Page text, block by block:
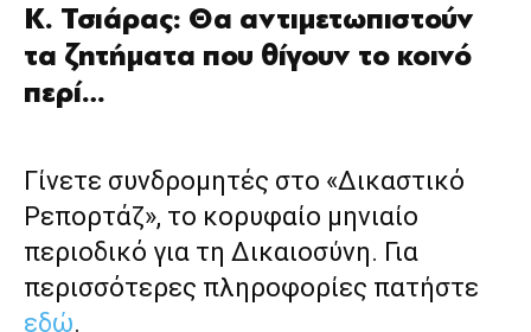
Κ. Τσιάρας: Θα αντιμετωπιστούν
τα ζητήματα που θίγουν το κοινό
περί…
Γίνετε συνδρομητές στο «Δικαστικό
Ρεπορτάζ», το κορυφαίο μηνιαίο
περιοδικό για τη Δικαιοσύνη. Για
περισσότερες πληροφορίες πατήστε
εδώ.